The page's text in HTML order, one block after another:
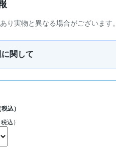
り実物と異なる場合がございます。
関して
込）
込）